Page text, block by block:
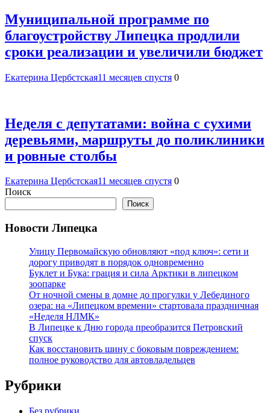
Муниципальной программе по
благоустройству Липецка продлили
сроки реализации и увеличили бюджет
Екатерина Цербстская11 месяцев спустя 0
Неделя с депутатами: война с сухими
деревьями, маршруты до поликлиники
и ровные столбы
Екатерина Цербстская11 месяцев спустя 0
Поиск
Поиск
Новости Липецка
Улицу Первомайскую обновляют «под ключ»: сети и
дорогу приводят в порядок одновременно
Буклет и Бука: грация и сила Арктики в липецком
зоопарке
От ночной смены в домне до прогулки у Лебединого
озера: на «Липецком времени» стартовала праздничная
«Неделя НЛМК»
В Липецке к Дню города преобразится Петровский
спуск
Как восстановить шину с боковым повреждением:
полное руководство для автовладельцев
Рубрики
Без рубрики